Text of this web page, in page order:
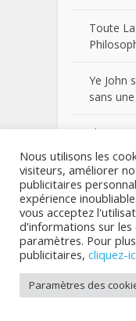
Toute
Ye John
sans
Cours
Nous utilisons les
visiteurs, améliorer
publicitaires
expérience
vous acceptez
d'informations sur les
paramètres. Pour
publicitaires, cliquez-
Paramètres des